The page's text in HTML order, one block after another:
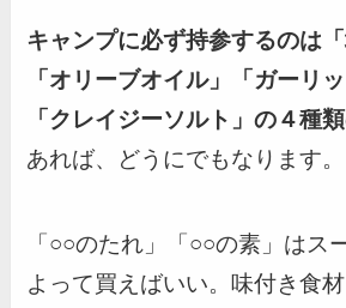
キャンプに必ず持参するのは「
「オリーブオイル」「ガーリ
「クレイジーソルト」の４種類
あれば、どうにでもなります。
「○○のたれ」「○○の素」はス
よって買えばいい。味付き食